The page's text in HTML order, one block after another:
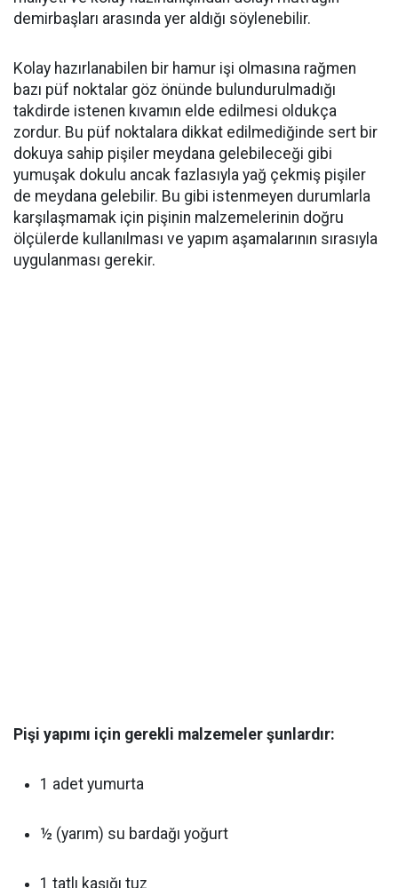
demirbaşları arasında yer aldığı söylenebilir.
Kolay hazırlanabilen bir hamur işi olmasına rağmen
bazı püf noktalar göz önünde bulundurulmadığı
takdirde istenen kıvamın elde edilmesi oldukça
zordur. Bu püf noktalara dikkat edilmediğinde sert bir
dokuya sahip pişiler meydana gelebileceği gibi
yumuşak dokulu ancak fazlasıyla yağ çekmiş pişiler
de meydana gelebilir. Bu gibi istenmeyen durumlarla
karşılaşmamak için pişinin malzemelerinin doğru
ölçülerde kullanılması ve yapım aşamalarının sırasıyla
uygulanması gerekir.
Pişi yapımı için gerekli malzemeler şunlardır:
1 adet yumurta
½ (yarım) su bardağı yoğurt
1 tatlı kaşığı tuz